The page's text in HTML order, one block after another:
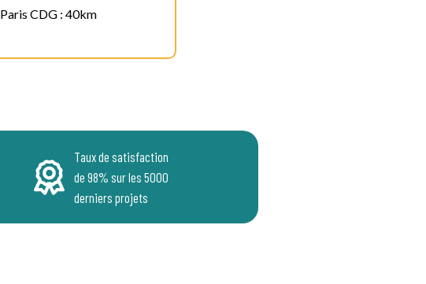
Paris CDG : 40km
Taux de satisfaction
de 98% sur les 5000
derniers projets